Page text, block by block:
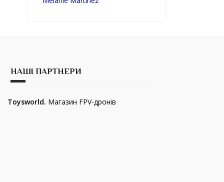
НАШІ ПАРТНЕРИ
Toysworld. Магазин FPV-дронів